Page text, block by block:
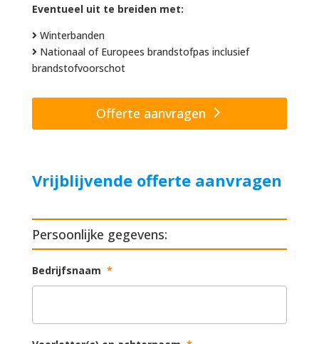
Eventueel uit te breiden met:
Winterbanden
Nationaal of Europees brandstofpas inclusief
brandstofvoorschot
Offerte aanvragen
Vrijblijvende offerte aanvragen
Persoonlijke gegevens:
Bedrijfsnaam *